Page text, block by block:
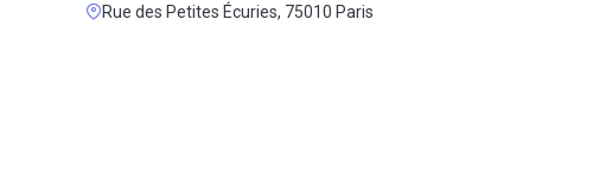
Rue des Petites Écuries, 75010 Paris